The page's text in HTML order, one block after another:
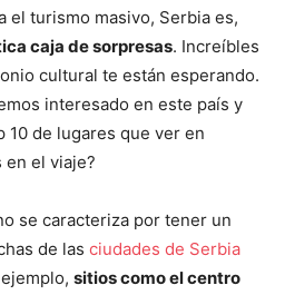
el turismo masivo, Serbia es,
caja de sorpresas. Increíbles
cultural te están esperando.
interesado en este país y
10 de lugares que ver en
en el viaje?
se caracteriza por tener un
de las ciudades de Serbia
sitios como el centro